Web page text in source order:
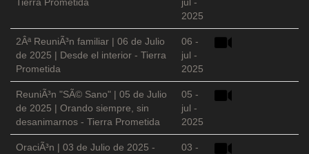
2025
2Âª ReuniÃ³n familiar | 06 de Julio
de 2025 | Desde el interior - Tierra
Prometida
06 -
jul -
2025
ReuniÃ³n "SÃ© Sano" | 05 de Julio
de 2025 | Orando siempre, sin
desanimarnos - Tierra Prometida
05 -
jul -
2025
OraciÃ³n | 03 de Julio de 2025 -
03 -